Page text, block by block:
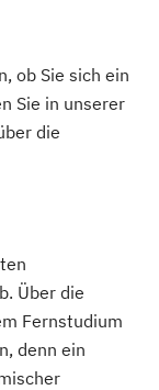
ob Sie sich ein
Sie in unserer
die
Über die
Fernstudium
denn ein